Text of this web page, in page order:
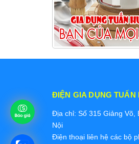
ĐIỆN GIA DỤNG TUẤN
Địa chỉ: Số 315 Giảng Võ,
Nội
Điện thoại liên hệ các bộ